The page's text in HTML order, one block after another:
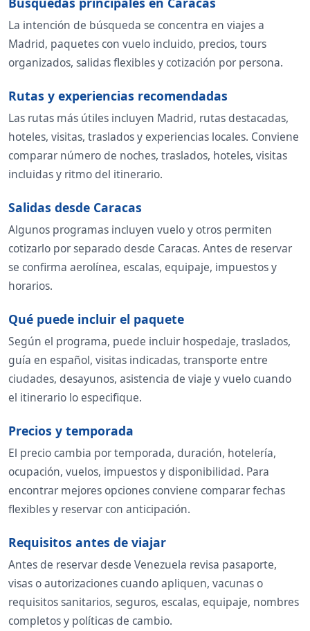
La intención de búsqueda se concentra en viajes a
Madrid, paquetes con vuelo incluido, precios, tours
organizados, salidas flexibles y cotización por persona.
Rutas y experiencias recomendadas
Las rutas más útiles incluyen Madrid, rutas destacadas,
hoteles, visitas, traslados y experiencias locales. Conviene
comparar número de noches, traslados, hoteles, visitas
incluidas y ritmo del itinerario.
Salidas desde Caracas
Algunos programas incluyen vuelo y otros permiten
cotizarlo por separado desde Caracas. Antes de reservar
se confirma aerolínea, escalas, equipaje, impuestos y
horarios.
Qué puede incluir el paquete
Según el programa, puede incluir hospedaje, traslados,
guía en español, visitas indicadas, transporte entre
ciudades, desayunos, asistencia de viaje y vuelo cuando
el itinerario lo especifique.
Precios y temporada
El precio cambia por temporada, duración, hotelería,
ocupación, vuelos, impuestos y disponibilidad. Para
encontrar mejores opciones conviene comparar fechas
flexibles y reservar con anticipación.
Requisitos antes de viajar
Antes de reservar desde Venezuela revisa pasaporte,
visas o autorizaciones cuando apliquen, vacunas o
requisitos sanitarios, seguros, escalas, equipaje, nombres
completos y políticas de cambio.